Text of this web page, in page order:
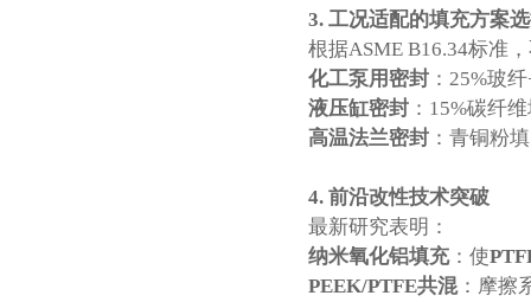
3. 工况适配的填充方案
根据ASME B16.34标准
化工泵用密封 ：25%玻
液压缸密封 ：15%碳纤
高温法兰密封 ：青铜粉
4. 前沿改性技术突破
最新研究表明：
纳米氧化铝填充：使
PEEK/PTFE共混：摩擦